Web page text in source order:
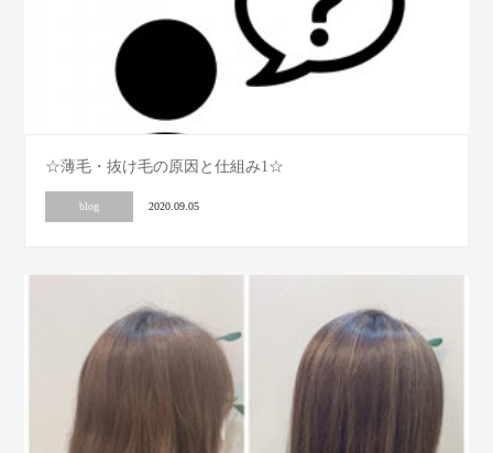
☆薄毛・抜け毛の原因と仕組み1☆
blog 2020.09.05